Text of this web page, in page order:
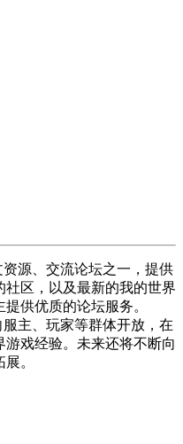
源、交流论坛之一，提供
区，以及最新的我的世界
供优质的论坛服务。
主、玩家等群体开放，在
戏经验。未来还将不断向
。